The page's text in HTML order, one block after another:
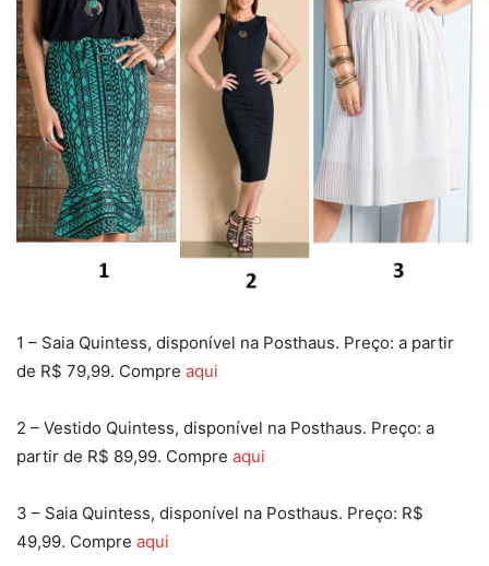
1 – Saia Quintess, disponível na Posthaus. Preço: a partir
de R$ 79,99. Compre aqui
2 – Vestido Quintess, disponível na Posthaus. Preço: a
partir de R$ 89,99. Compre aqui
3 – Saia Quintess, disponível na Posthaus. Preço: R$
49,99. Compre aqui